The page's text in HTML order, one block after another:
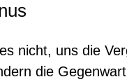
nicht, uns die
die